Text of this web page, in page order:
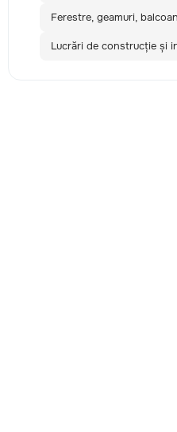
Ferestre, geamuri,
Lucrări de construcție și